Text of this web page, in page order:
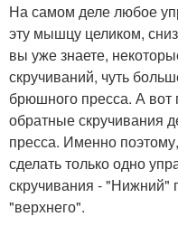
На самом деле любое
эту мышцу целиком,
вы уже знаете,
скручиваний, чуть
брюшного пресса. А
обратные скручивания
пресса. Именно
сделать только одно
скручивания - "Нижний"
"верхнего".